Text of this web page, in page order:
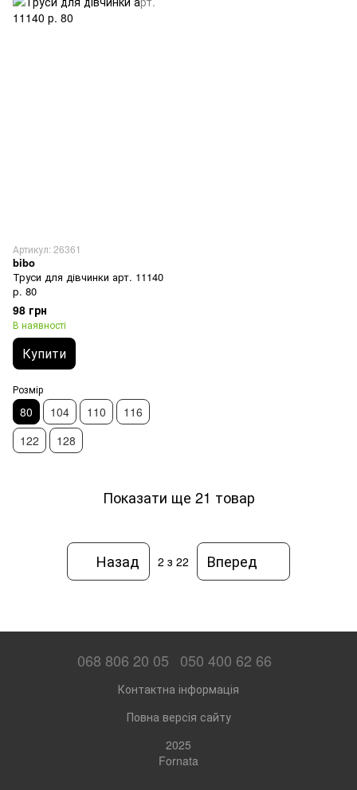
Артикул: 26361
bibo
Труси для дівчинки арт. 11140
р. 80
98 грн
В наявності
Купити
Розмір
80 104 110
116
122
128
Показати ще 21 товар
Назад 2 з 22 Вперед
068 806 20 05 050 400 62 66
Контактна інформація
Повна версія сайту
2025
Fornata